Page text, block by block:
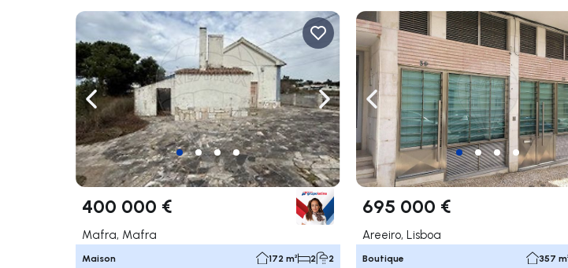
Naviguer vers la gauche Naviguer vers la droite
400 000 €
Mafra, Mafra
Maison 172 m² 2 2
Naviguer vers la gauche
695 000 €
Areeiro, Lisboa
Boutique 357